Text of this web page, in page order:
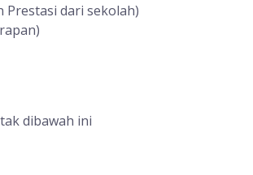
Prestasi dari sekolah)
dibawah ini